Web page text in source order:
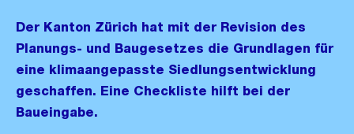
Der Kanton Zürich hat mit der Revision des
Planungs- und Baugesetzes die Grundlagen für
eine klimaangepasste Siedlungsentwicklung
geschaffen. Eine Checkliste hilft bei der
Baueingabe.